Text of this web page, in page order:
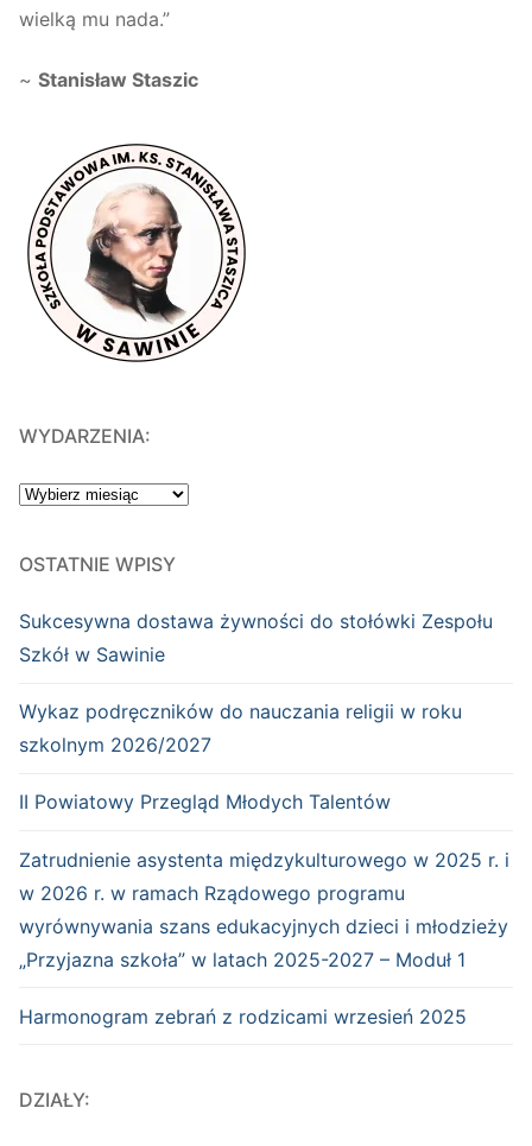
wielką mu nada.”
~ Stanisław Staszic
WYDARZENIA:
WYDARZENIA:
OSTATNIE WPISY
Sukcesywna dostawa żywności do stołówki Zespołu
Szkół w Sawinie
Wykaz podręczników do nauczania religii w roku
szkolnym 2026/2027
II Powiatowy Przegląd Młodych Talentów
Zatrudnienie asystenta międzykulturowego w 2025 r. i
w 2026 r. w ramach Rządowego programu
wyrównywania szans edukacyjnych dzieci i młodzieży
„Przyjazna szkoła” w latach 2025-2027 – Moduł 1
Harmonogram zebrań z rodzicami wrzesień 2025
DZIAŁY: